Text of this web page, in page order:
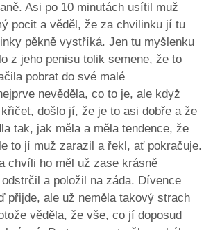
Asi po 10 minutách usítil muž
pocit a věděl, že za chvilinku jí tu
pěkně vystříká. Jen tu myšlenku
z jeho penisu tolik semene, že to
pobrat do své malé
nevěděla, co to je, ale když
došlo jí, že je to asi dobře a že
tak, jak měla a měla tendence, že
to jí muž zarazil a řekl, ať pokračuje.
chvíli ho měl už zase krásně
a položil na záda. Dívence
přijde, ale už neměla takový strach
věděla, že vše, co jí doposud